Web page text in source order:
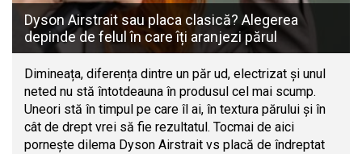
Dyson Airstrait sau placa clasică? Alegerea
depinde de felul în care îți aranjezi părul
Dimineața, diferența dintre un păr ud, electrizat și unul
neted nu stă întotdeauna în produsul cel mai scump.
Uneori stă în timpul pe care îl ai, în textura părului și în
cât de drept vrei să fie rezultatul. Tocmai de aici
pornește dilema Dyson Airstrait vs placă de îndreptat